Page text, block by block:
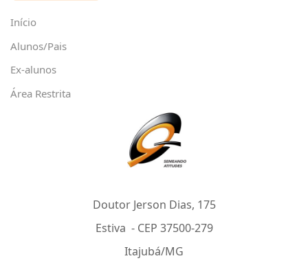
Início
Alunos/Pais
Ex-alunos
Área Restrita
Doutor Jerson Dias, 175
Estiva - CEP 37500-279
Itajubá/MG